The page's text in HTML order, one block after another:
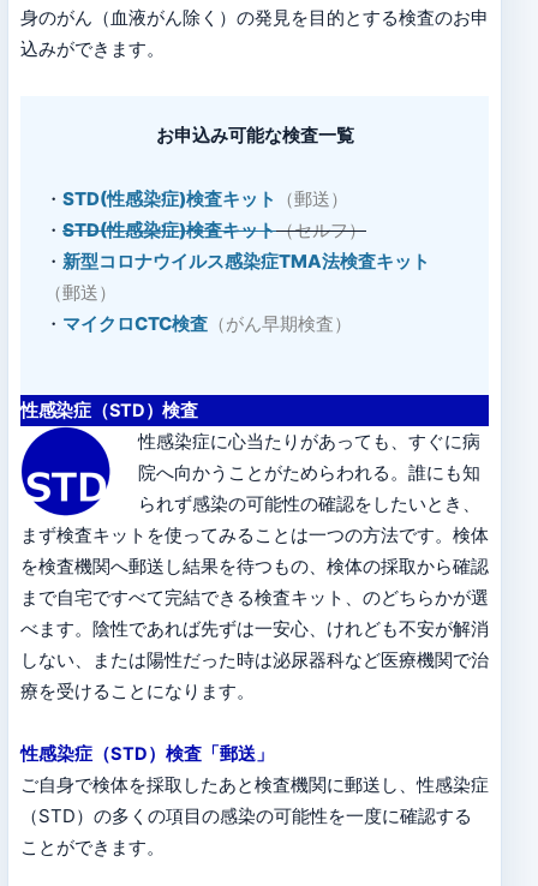
身のがん（血液がん除く）の発見を目的とする検査のお申
込みができます。
お申込み可能な検査一覧
・ STD(性感染症)検査キット
（郵送）
・ STD(性感染症)検査キット（セルフ）
・ 新型コロナウイルス感染症TMA法検査キット
（郵送）
・ マイクロCTC検査 （がん早期検査）
性感染症（STD）検査
性感染症に心当たりがあっても、すぐに病
院へ向かうことがためらわれる。誰にも知
られず感染の可能性の確認をしたいとき、
まず検査キットを使ってみることは一つの方法です。検体
を検査機関へ郵送し結果を待つもの、検体の採取から確認
まで自宅ですべて完結できる検査キット、のどちらかが選
べます。陰性であれば先ずは一安心、けれども不安が解消
しない、または陽性だった時は泌尿器科など医療機関で治
療を受けることになります。
性感染症（STD）検査「郵送」
ご自身で検体を採取したあと検査機関に郵送し、性感染症
（STD）の多くの項目の感染の可能性を一度に確認する
ことができます。